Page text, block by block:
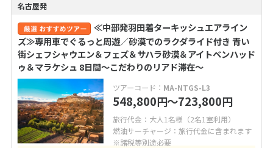
名古屋発
≪中部発羽田着ターキッシュエアライン
ズ≫専用車でぐるっと周遊／砂漠でのラクダライド付き 青い
街シェフシャウエン＆フェズ＆サハラ砂漠＆アイトベンハッド
ゥ＆マラケシュ 8日間～こだわりのリアド滞在～
ツアーコード： MA-NTGS-L3
548,800円〜723,800円
旅行代金：大人1名様（2名1室利用）
燃油サーチャージ：旅行代金に含まれます
※諸税等別途必要